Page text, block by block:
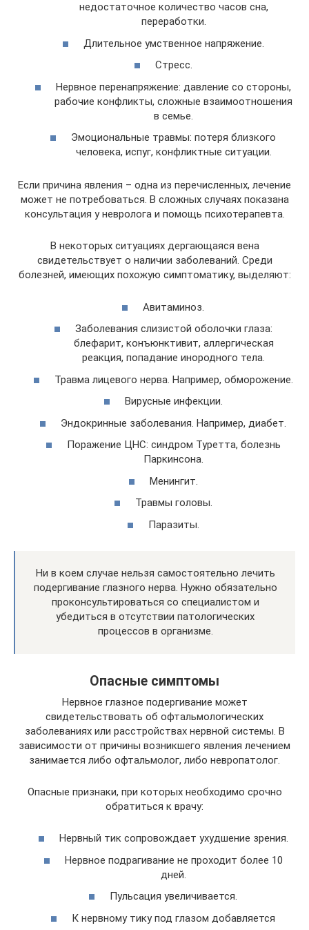
недостаточное количество часов сна,
переработки.
Длительное умственное напряжение.
Стресс.
Нервное перенапряжение: давление со стороны,
рабочие конфликты, сложные взаимоотношения
в семье.
Эмоциональные травмы: потеря близкого
человека, испуг, конфликтные ситуации.
Если причина явления – одна из перечисленных, лечение
может не потребоваться. В сложных случаях показана
консультация у невролога и помощь психотерапевта.
В некоторых ситуациях дергающаяся вена
свидетельствует о наличии заболеваний. Среди
болезней, имеющих похожую симптоматику, выделяют:
Авитаминоз.
Заболевания слизистой оболочки глаза:
блефарит, конъюнктивит, аллергическая
реакция, попадание инородного тела.
Травма лицевого нерва. Например, обморожение.
Вирусные инфекции.
Эндокринные заболевания. Например, диабет.
Поражение ЦНС: синдром Туретта, болезнь
Паркинсона.
Менингит.
Травмы головы.
Паразиты.
Ни в коем случае нельзя самостоятельно лечить
подергивание глазного нерва. Нужно обязательно
проконсультироваться со специалистом и
убедиться в отсутствии патологических
процессов в организме.
Опасные симптомы
Нервное глазное подергивание может
свидетельствовать об офтальмологических
заболеваниях или расстройствах нервной системы. В
зависимости от причины возникшего явления лечением
занимается либо офтальмолог, либо невропатолог.
Опасные признаки, при которых необходимо срочно
обратиться к врачу:
Нервный тик сопровождает ухудшение зрения.
Нервное подрагивание не проходит более 10
дней.
Пульсация увеличивается.
К нервному тику под глазом добавляется